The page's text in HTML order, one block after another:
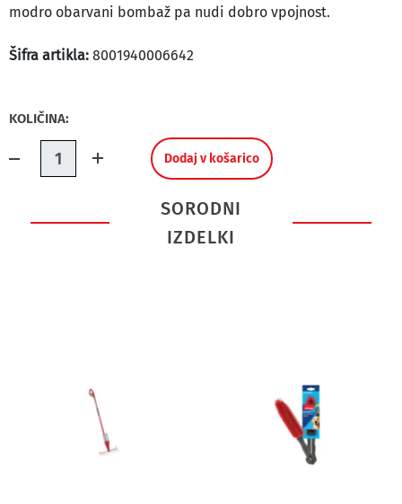
modro obarvani bombaž pa nudi dobro vpojnost.
Šifra artikla: 8001940006642
KOLIČINA:
Količina.
Dodaj v košarico
SORODNI
IZDELKI